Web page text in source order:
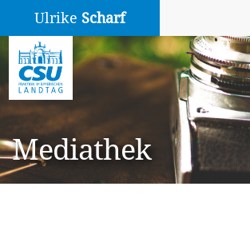
Ulrike Scharf
Mediathek